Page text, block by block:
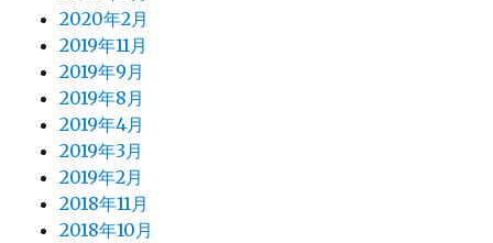
2020年2月
2019年11月
2019年9月
2019年8月
2019年4月
2019年3月
2019年2月
2018年11月
2018年10月